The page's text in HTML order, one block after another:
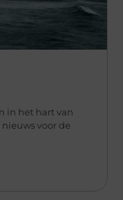
in het hart van
voor de